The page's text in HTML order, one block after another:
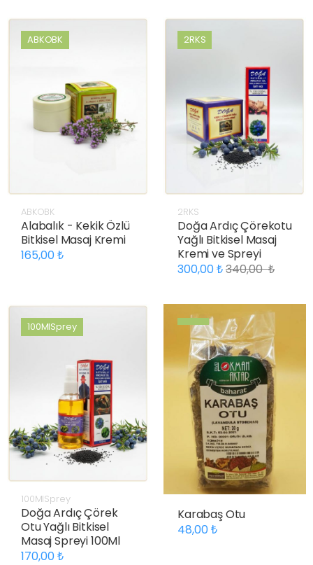
ABKOBK
ABKOBK
Alabalık - Kekik Özlü
Bitkisel Masaj Kremi
165,00
2RKS
2RKS
Doğa Ardıç Çörekotu
Yağlı Bitkisel Masaj
Kremi ve Spreyi
300,00
340,00
100MlSprey
100MlSprey
Doğa Ardıç Çörek
Otu Yağlı Bitkisel
Masaj Spreyi 100Ml
170,00
Karabaş Otu
48,00